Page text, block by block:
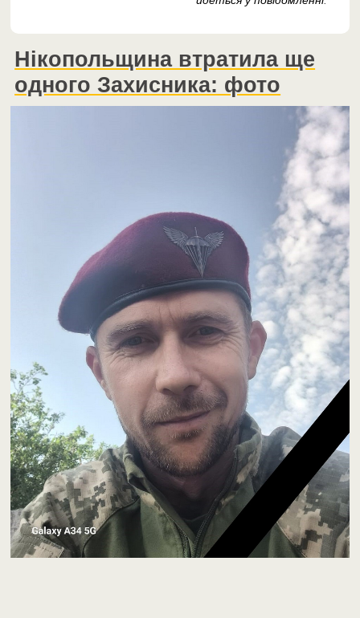
Нікопольщина втратила ще
одного Захисника: фото